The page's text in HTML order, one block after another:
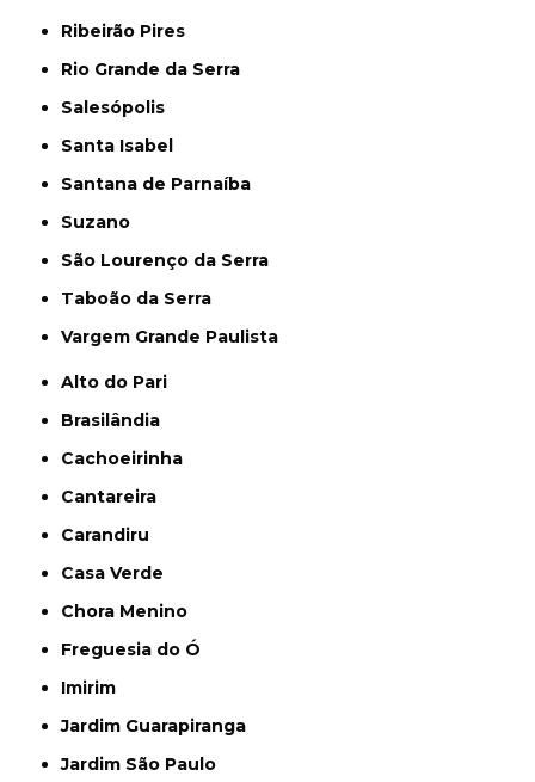
Ribeirão Pires
Rio Grande da Serra
Salesópolis
Santa Isabel
Santana de Parnaíba
Suzano
São Lourenço da Serra
Taboão da Serra
Vargem Grande Paulista
Alto do Pari
Brasilândia
Cachoeirinha
Cantareira
Carandiru
Casa Verde
Chora Menino
Freguesia do Ó
Imirim
Jardim Guarapiranga
Jardim São Paulo